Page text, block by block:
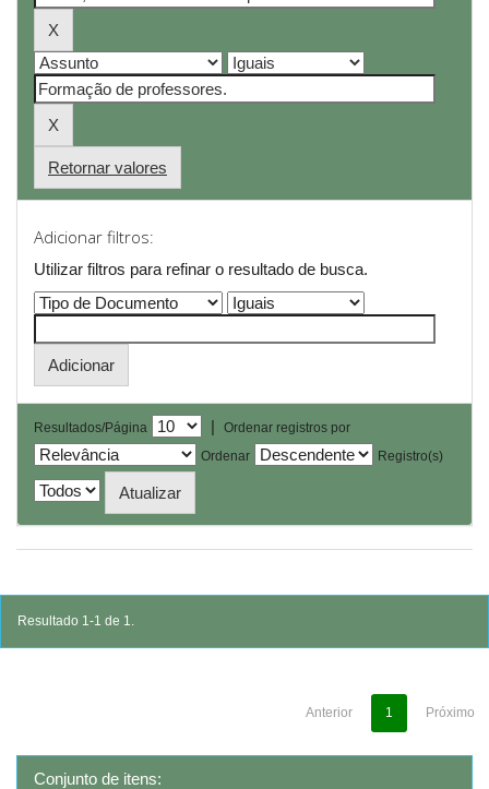
Retornar valores
Adicionar filtros:
Utilizar filtros para refinar o resultado de busca.
Resultados/Página |
Ordenar registros por
Ordenar
Registro(s)
Resultado 1-1 de 1.
Anterior 1 Próximo
Conjunto de itens: